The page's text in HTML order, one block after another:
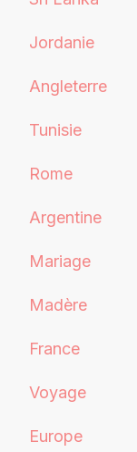
Jordanie
Angleterre
Tunisie
Rome
Argentine
Mariage
Madère
France
Voyage
Europe